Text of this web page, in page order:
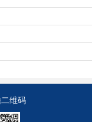
维码